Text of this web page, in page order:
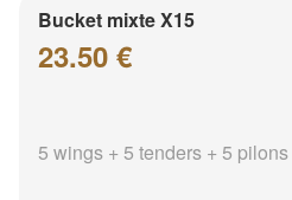
Bucket mixte X15
23.50 €
5 wings + 5 tenders + 5 pilons